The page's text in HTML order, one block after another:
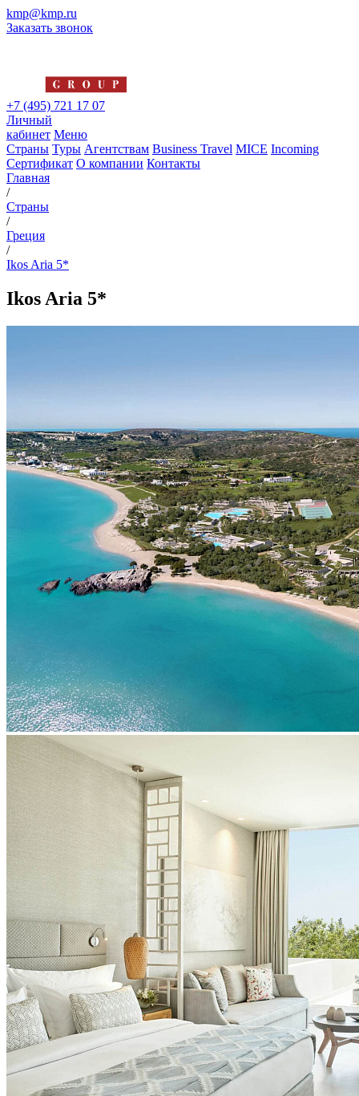
kmp@kmp.ru
Заказать звонок
+7 (495) 721 17 07
Личный
кабинет Меню
Страны Туры Агентствам Business Travel MICE Incoming
Сертификат О компании Контакты
Главная
/
Страны
/
Греция
/
Ikos Aria 5*
Ikos Aria 5*